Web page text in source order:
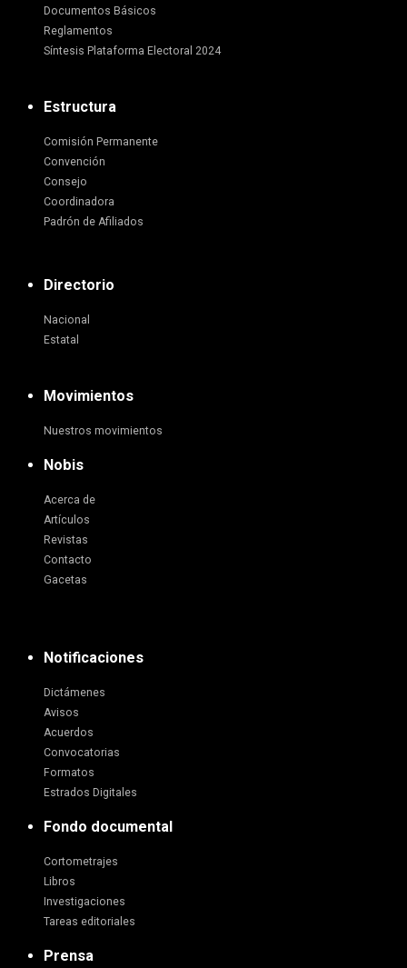
Documentos Básicos
Reglamentos
Síntesis Plataforma Electoral 2024
Estructura
Comisión Permanente
Convención
Consejo
Coordinadora
Padrón de Afiliados
Directorio
Nacional
Estatal
Movimientos
Nuestros movimientos
Nobis
Acerca de
Artículos
Revistas
Contacto
Gacetas
Notificaciones
Dictámenes
Avisos
Acuerdos
Convocatorias
Formatos
Estrados Digitales
Fondo documental
Cortometrajes
Libros
Investigaciones
Tareas editoriales
Prensa